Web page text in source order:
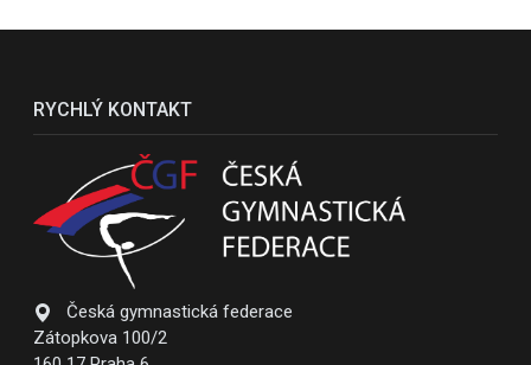
RYCHLÝ KONTAKT
Česká gymnastická federace
Zátopkova 100/2